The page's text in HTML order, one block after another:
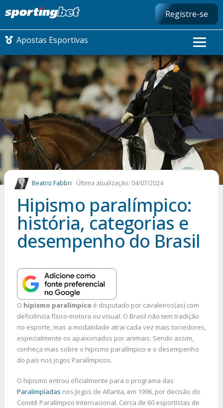
Registre-se
Apostas Esportivas
CONMEBOL LIBERTADORES
FUTEBOL NACIONAL
FUTEBOL INTERNACIONAL
COMO APOSTAR
MAIS ESPORTES
Beatriz Fabbri Última atualização: 04/07/2024
Hipismo paralímpico:
história, categorias e
desempenho do Brasil
O hipismo paralímpico é disputado por cavaleiros(as) com
deficiência físico-motora ou visual. O Brasil não tem tradição
no esporte, mas a modalidade atrai cada vez mais torcedores,
especialmente os apaixonados por animais. Sendo assim,
conheça mais sobre o hipismo paralímpico e o desempenho
do país nos Jogos Paralímpicos.
O hipismo entrou oficialmente para o programa das
Paralimpíadas nos Jogos de Atlanta, em 1996, por decisão do
Comitê Paralímpico Internacional. Cerca de 60 esportistas de